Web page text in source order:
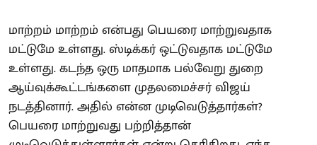
மாற்றம் மாற்றம் என்பது பெயரை மாற்றுவதாக
மட்டுமே உள்ளது. ஸ்டிக்கர் ஒட்டுவதாக மட்டுமே
உள்ளது. கடந்த ஒரு மாதமாக பல்வேறு துறை
ஆய்வுக்கூட்டங்களை முதலமைச்சர் விஜய்
நடத்தினார். அதில் என்ன முடிவெடுத்தார்கள்?
பெயரை மாற்றுவது பற்றித்தான்